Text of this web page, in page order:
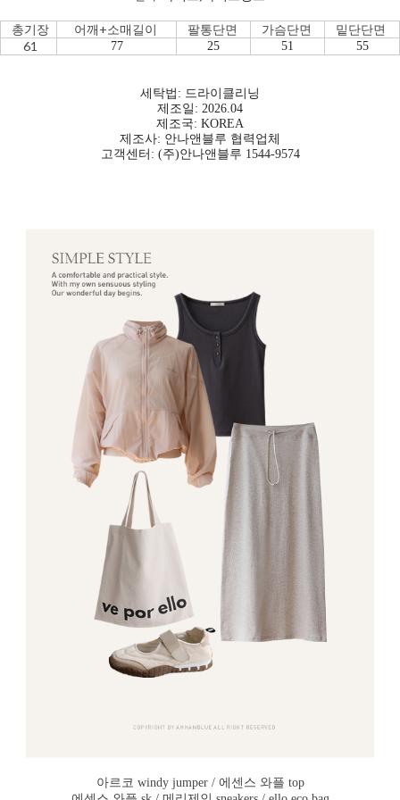
총기장 어깨+소매길이 팔통단면 가슴단면
밑단단면
61
77 25 51 55
세탁법: 드라이클리닝
제조일: 2026.04
제조국: KOREA
제조사: 안나앤블루 협력업체
고객센터: (주)안나앤블루 1544-9574
아르코 windy jumper / 에센스 와플 top